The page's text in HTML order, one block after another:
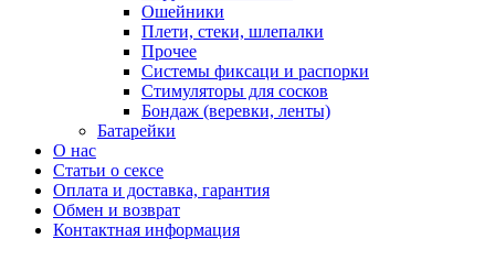
Ошейники
Плети, стеки, шлепалки
Прочее
Системы фиксаци и распорки
Стимуляторы для сосков
Бондаж (веревки, ленты)
Батарейки
О нас
Статьи о сексе
Оплата и доставка, гарантия
Обмен и возврат
Контактная информация